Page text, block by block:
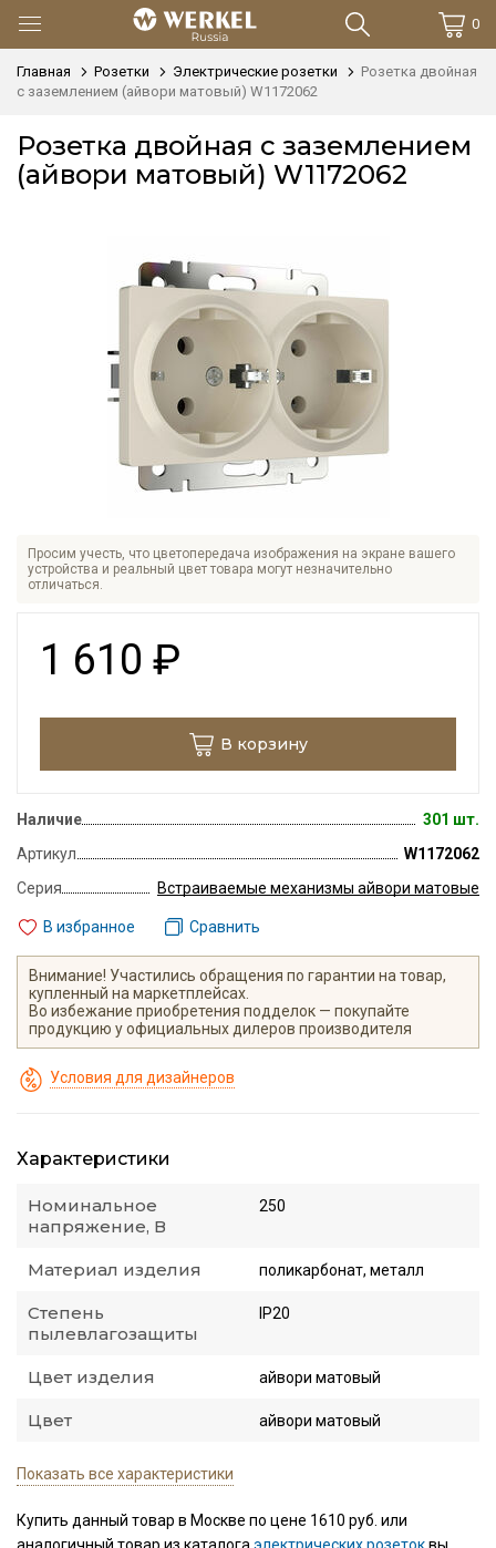
0
Главная Розетки Электрические розетки
Розетка двойная
с заземлением (айвори матовый) W1172062
Розетка двойная с заземлением
(айвори матовый) W1172062
Просим учесть, что цветопередача изображения на экране вашего
устройства и реальный цвет товара могут незначительно
отличаться.
1 610 ₽
В корзину
Наличие
301 шт.
Артикул
W1172062
Серия
Встраиваемые механизмы айвори матовые
В избранное Сравнить
Внимание! Участились обращения по гарантии на товар,
купленный на маркетплейсах.
Во избежание приобретения подделок — покупайте
продукцию у официальных дилеров производителя
Условия для дизайнеров
Характеристики
Номинальное
напряжение, В
250
Материал изделия поликарбонат, металл
Степень
пылевлагозащиты
IP20
Цвет изделия айвори матовый
Цвет айвори матовый
Показать все характеристики
Купить данный товар в Москве по цене 1610 руб. или